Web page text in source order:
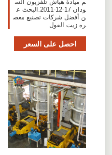
م ميادة هباش تلفزيون الس
ودان 17-12-2011.البحث ع
ن أفضل شركات تصنيع معص
رة زيت الفول
احصل على السعر